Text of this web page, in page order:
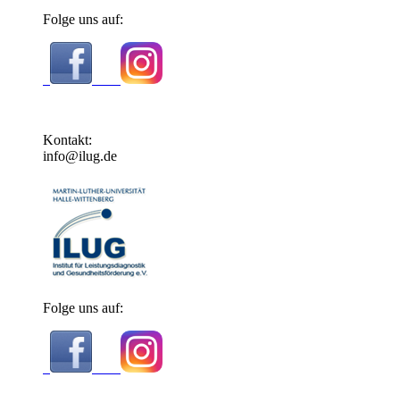
Folge uns auf:
Kontakt:
info@ilug.de
Folge uns auf: